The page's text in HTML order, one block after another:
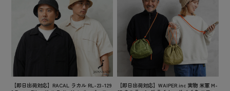
【即日出荷対応】RACAL ラカル RL-23-129
【即日出荷対応】WAIPER.inc 実物 米軍 M-